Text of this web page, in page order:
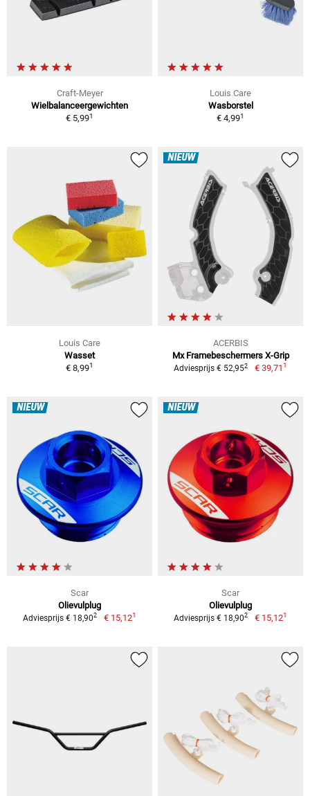
Craft-Meyer
Wielbalanceergewichten
€ 5,991
Louis Care
Wasborstel
€ 4,991
Louis Care
Wasset
€ 8,991
NIEUW
ACERBIS
Mx Framebeschermers X-Grip
Adviesprijs € 52,952 € 39,711
NIEUW
Scar
Olievulplug
Adviesprijs € 18,902 € 15,121
NIEUW
Scar
Olievulplug
Adviesprijs € 18,902 € 15,121